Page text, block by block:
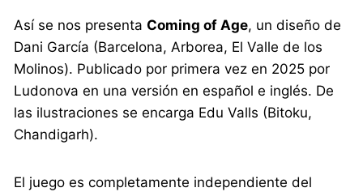
Así se nos presentaComing of Age, un diseño de
Dani García (Barcelona, Arborea, El Valle de los
Molinos). Publicado por primera vez en 2025 por
Ludonova en una versión en español e inglés. De
las ilustraciones se encarga Edu Valls (Bitoku,
Chandigarh).
El juego es completamente independiente del